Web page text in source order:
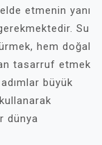
etmenin yanı
Su
hem doğal
tasarruf etmek
büyük
dünya